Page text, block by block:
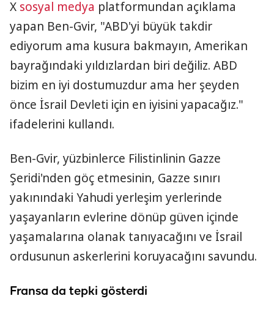
X sosyal medya platformundan açıklama
yapan Ben-Gvir, "ABD'yi büyük takdir
ediyorum ama kusura bakmayın, Amerikan
bayrağındaki yıldızlardan biri değiliz. ABD
bizim en iyi dostumuzdur ama her şeyden
önce İsrail Devleti için en iyisini yapacağız."
ifadelerini kullandı.
Ben-Gvir, yüzbinlerce Filistinlinin Gazze
Şeridi'nden göç etmesinin, Gazze sınırı
yakınındaki Yahudi yerleşim yerlerinde
yaşayanların evlerine dönüp güven içinde
yaşamalarına olanak tanıyacağını ve İsrail
ordusunun askerlerini koruyacağını savundu.
Fransa da tepki gösterdi